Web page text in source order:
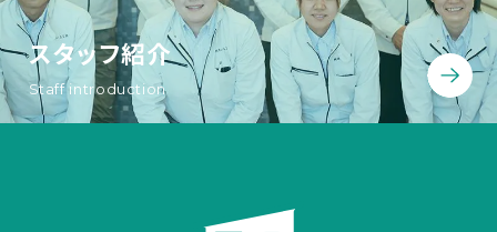
スタッフ紹介
Staff introduction